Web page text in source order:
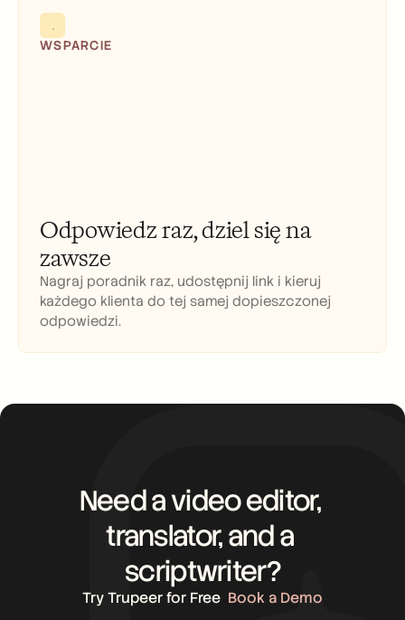
WSPARCIE
Odpowiedz raz, dziel się na
zawsze
Nagraj poradnik raz, udostępnij link i kieruj
każdego klienta do tej samej dopieszczonej
odpowiedzi.
Need a video editor,
translator, and a
scriptwriter?
Try Trupeer for Free Book a Demo